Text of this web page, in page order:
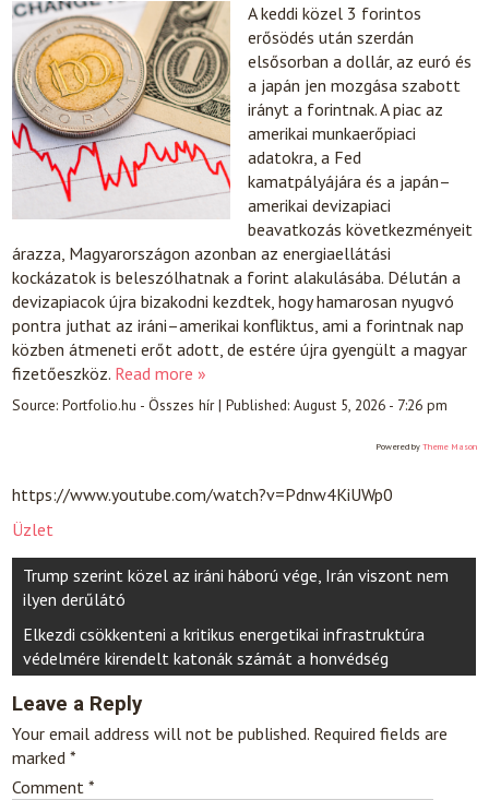
A keddi közel 3 forintos
erősödés után szerdán
elsősorban a dollár, az euró és
a japán jen mozgása szabott
irányt a forintnak. A piac az
amerikai munkaerőpiaci
adatokra, a Fed
kamatpályájára és a japán–
amerikai devizapiaci
beavatkozás következményeit
árazza, Magyarországon azonban az energiaellátási
kockázatok is beleszólhatnak a forint alakulásába. Délután a
devizapiacok újra bizakodni kezdtek, hogy hamarosan nyugvó
pontra juthat az iráni–amerikai konfliktus, ami a forintnak nap
közben átmeneti erőt adott, de estére újra gyengült a magyar
fizetőeszköz. Read more »
Source:Portfolio.hu - Összes hír|Published:August 5, 2026 - 7:26 pm
Powered by Theme Mason
https://www.youtube.com/watch?v=Pdnw4KiUWp0
Üzlet
Post
navigation
Trump szerint közel az iráni háború vége, Irán viszont nem
ilyen derűlátó
Elkezdi csökkenteni a kritikus energetikai infrastruktúra
védelmére kirendelt katonák számát a honvédség
Leave a Reply
Your email address will not be published. Required fields are
marked*
Comment*